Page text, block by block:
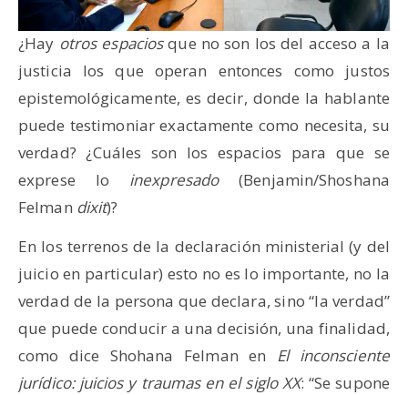
¿Hay otros espaciosque no son los del acceso a la
justicia los que operan entonces como justos
epistemológicamente, es decir, donde la hablante
puede testimoniar exactamente como necesita, su
verdad? ¿Cuáles son los espacios para que se
exprese lo inexpresado(Benjamin/Shoshana
Felman dixit)?
En los terrenos de la declaración ministerial (y del
juicio en particular) esto no es lo importante, no la
verdad de la persona que declara, sino “la verdad”
que puede conducir a una decisión, una finalidad,
como dice Shohana Felman en El inconsciente
jurídico: juicios y traumas en el siglo XX: “Se supone